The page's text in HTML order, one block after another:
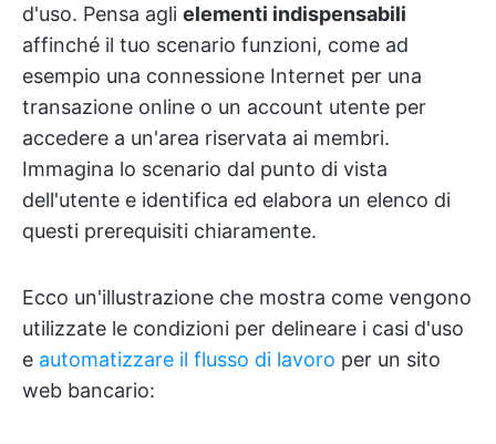
d'uso. Pensa agli elementi indispensabili
affinché il tuo scenario funzioni, come ad
esempio una connessione Internet per una
transazione online o un account utente per
accedere a un'area riservata ai membri.
Immagina lo scenario dal punto di vista
dell'utente e identifica ed elabora un elenco di
questi prerequisiti chiaramente.
Ecco un'illustrazione che mostra come vengono
utilizzate le condizioni per delineare i casi d'uso
e automatizzare il flusso di lavoro per un sito
web bancario: